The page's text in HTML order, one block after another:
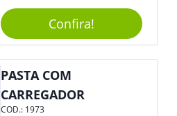
Elástico Permite Maior
Segurança Ao Carregá-Lo.
Ofereça A Seus Clientes E
Colaboradores, Sem Dúvidas
Eles Irão Adorar.
Confira!
PASTA COM
CARREGADOR
COD.: 1973